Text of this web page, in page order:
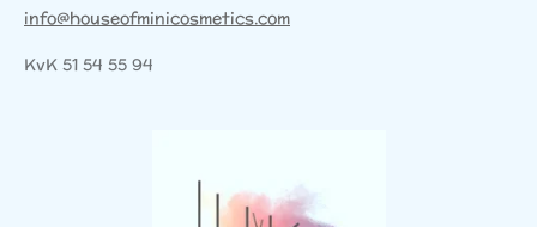
info@houseofminicosmetics.com
KvK 51 54 55 94